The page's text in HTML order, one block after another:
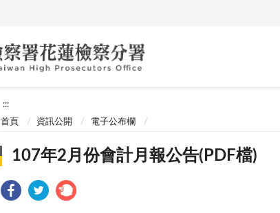
:::
首頁 資訊公開 電子公布欄
107年2月份會計月報公告(PDF檔)